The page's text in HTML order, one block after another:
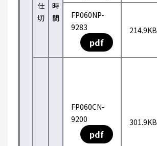
仕
切
時
間
FP060NP-
9283
pdf
214.9KB
FP060CN-
9200
pdf
301.9KB